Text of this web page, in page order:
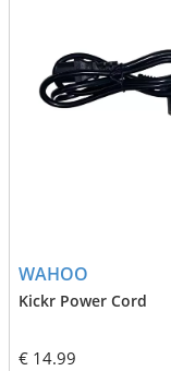
WAHOO
Kickr Power Cord
€ 14.99